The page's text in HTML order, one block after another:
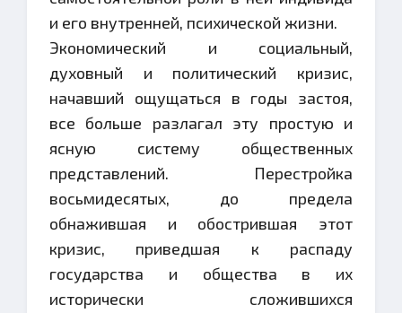
и его внутренней, психической жизни.
Экономический и социальный,
духовный и политический кризис,
начавший ощущаться в годы застоя,
все больше разлагал эту простую и
ясную систему общественных
представлений. Перестройка
восьмидесятых, до предела
обнажившая и обострившая этот
кризис, приведшая к распаду
государства и общества в их
исторически сложившихся